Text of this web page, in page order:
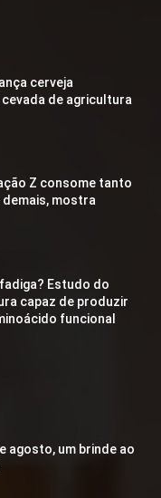
cerveja
de agricultura
Z consome tanto
mostra
Estudo do
capaz de produzir
funcional
agosto, um brinde ao